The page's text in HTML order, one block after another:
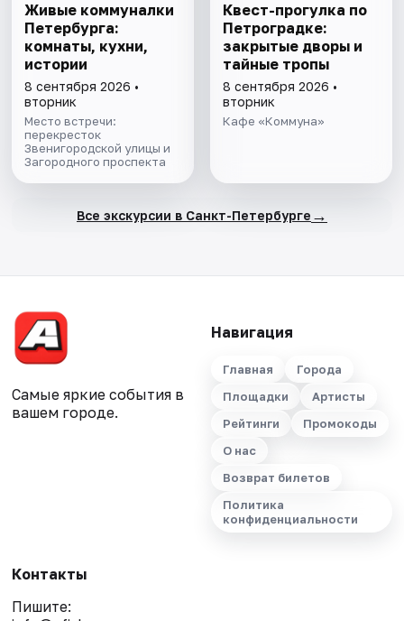
Живые коммуналки
Петербурга:
комнаты, кухни,
истории
8 сентября 2026 •
вторник
Место встречи:
перекресток
Звенигородской улицы и
Загородного проспекта
Квест-прогулка по
Петроградке:
закрытые дворы и
тайные тропы
8 сентября 2026 •
вторник
Кафе «Коммуна»
Все экскурсии в Санкт-Петербурге →
Самые яркие события в
вашем городе.
Навигация
Главная
Города
Площадки
Артисты
Рейтинги
Промокоды
О нас
Возврат билетов
Политика
конфиденциальности
Контакты
Пишите: